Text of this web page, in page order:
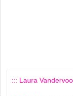
::: Laura